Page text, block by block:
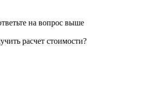
на вопрос выше
расчет стоимости?